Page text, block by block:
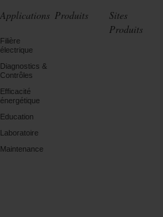
Applications
Filière
électrique
Diagnostics &
Contrôles
Efficacité
énergétique
Education
Laboratoire
Maintenance
Produits
Sites
Produits